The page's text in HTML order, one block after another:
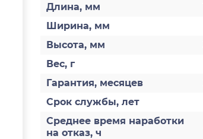
Длина, мм
Ширина, мм
Высота, мм
Вес, г
Гарантия, месяцев
Срок службы, лет
Среднее время наработки
на отказ, ч